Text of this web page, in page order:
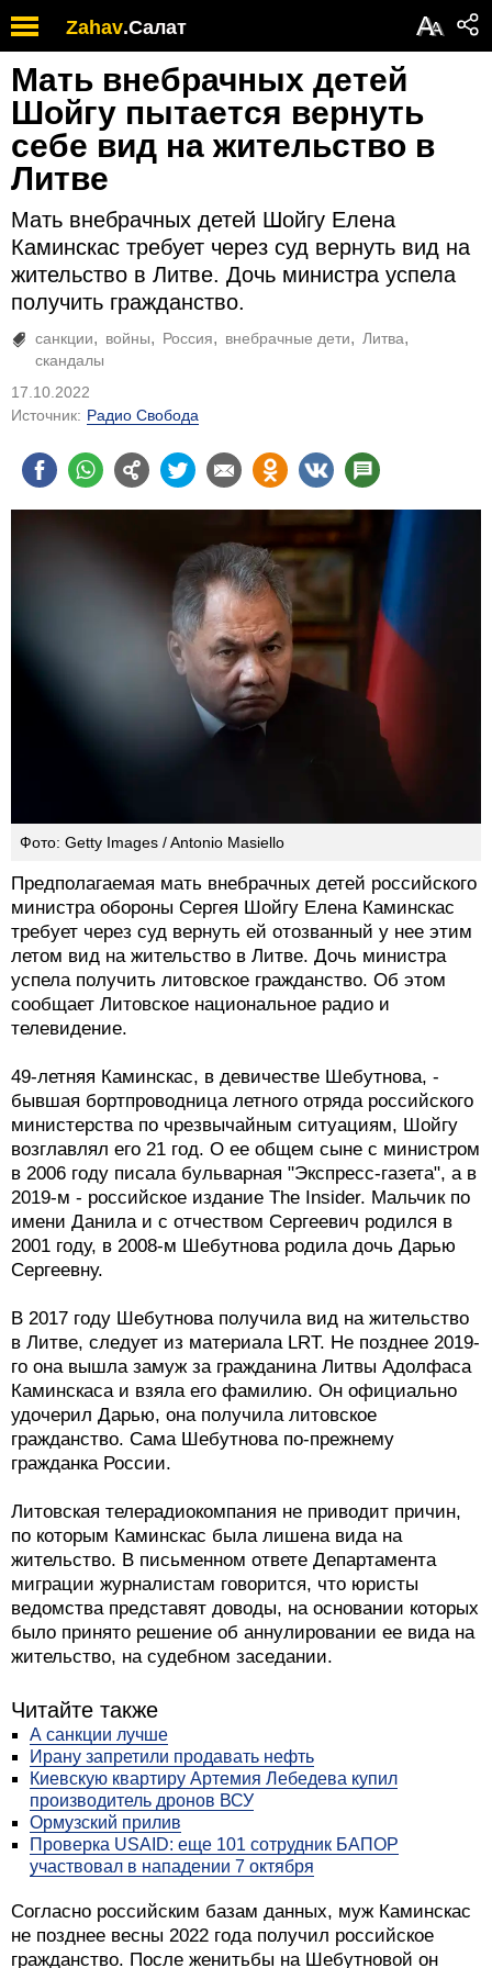
Zahav.Салат АА
Мать внебрачных детей
Шойгу пытается вернуть
себе вид на жительство в
Литве
Мать внебрачных детей Шойгу Елена
Каминскас требует через суд вернуть вид на
жительство в Литве. Дочь министра успела
получить гражданство.
санкции войны Россия внебрачные дети
Литва
скандалы
17.10.2022
Источник: Радио Свобода
Фото: Getty Images / Antonio Masiello
Предполагаемая мать внебрачных детей российского
министра обороны Сергея Шойгу Елена Каминскас
требует через суд вернуть ей отозванный у нее этим
летом вид на жительство в Литве. Дочь министра
успела получить литовское гражданство. Об этом
сообщает Литовское национальное радио и
телевидение.
49-летняя Каминскас, в девичестве Шебутнова, -
бывшая бортпроводница летного отряда российского
министерства по чрезвычайным ситуациям, Шойгу
возглавлял его 21 год. О ее общем сыне с министром
в 2006 году писала бульварная "Экспресс-газета", а в
2019-м - российское издание The Insider. Мальчик по
имени Данила и с отчеством Сергеевич родился в
2001 году, в 2008-м Шебутнова родила дочь Дарью
Сергеевну.
В 2017 году Шебутнова получила вид на жительство
в Литве, следует из материала LRT. Не позднее 2019-
го она вышла замуж за гражданина Литвы Адолфаса
Каминскаса и взяла его фамилию. Он официально
удочерил Дарью, она получила литовское
гражданство. Сама Шебутнова по-прежнему
гражданка России.
Литовская телерадиокомпания не приводит причин,
по которым Каминскас была лишена вида на
жительство. В письменном ответе Департамента
миграции журналистам говорится, что юристы
ведомства представят доводы, на основании которых
было принято решение об аннулировании ее вида на
жительство, на судебном заседании.
Читайте также
А санкции лучше
Ирану запретили продавать нефть
Киевскую квартиру Артемия Лебедева купил
производитель дронов ВСУ
Ормузский прилив
Проверка USAID: еще 101 сотрудник БАПОР
участвовал в нападении 7 октября
Согласно российским базам данных, муж Каминскас
не позднее весны 2022 года получил российское
гражданство. После женитьбы на Шебутновой он